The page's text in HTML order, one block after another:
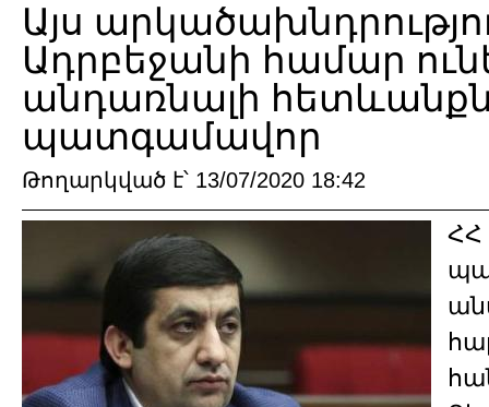
Այս
Ադրբեջանի համար
անդառնալի
պատգամավոր
Թողարկված է՝ 13/07/2020 18:42
ՀՀ